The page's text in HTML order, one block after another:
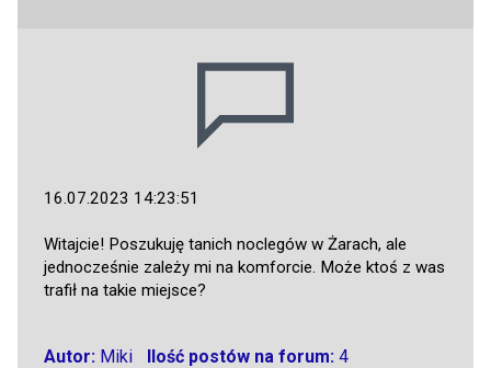
16.07.2023 14:23:51
Witajcie! Poszukuję tanich noclegów w Żarach, ale
jednocześnie zależy mi na komforcie. Może ktoś z was
trafił na takie miejsce?
Autor: Miki Ilość postów na forum:4